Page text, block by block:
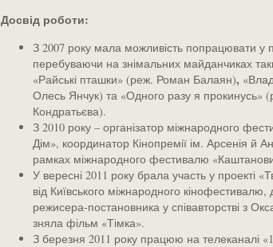
Досвід роботи:
З 2007 року мала можливість попрацювати у
перебуваючи на знімальних майданчиках
«Райські пташки» (реж. Роман Балаян),
Олесь Янчук) та «Одного разу я прокинусь»
Кондратьєва).
З 2010 року – організатор міжнародного
Дім», координатор Кінопремії ім. Арсенія й
рамках міжнародного фестивалю
У вересні 2011 року брала участь у проекті
від Київського міжнародного кінофестивалю,
режисера-постановника у співавторстві з
зняла фільм «Тімка».
З березня 2011 року працюю на телеканалі